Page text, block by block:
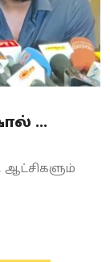
...